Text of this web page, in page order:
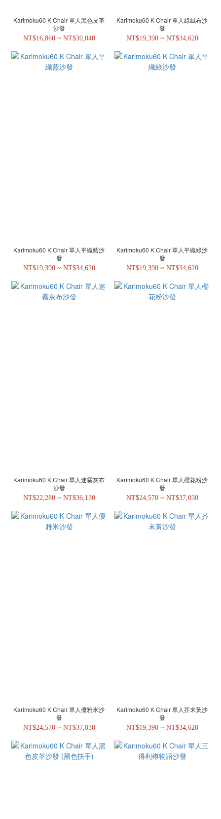
Karimoku60 K Chair 單人黑色皮革
沙發
NT$16,860 ~ NT$30,040
Karimoku60 K Chair 單人綠絨布沙
發
NT$19,390 ~ NT$34,620
Karimoku60 K Chair 單人平織藍沙
發
NT$19,390 ~ NT$34,620
Karimoku60 K Chair 單人平織綠沙
發
NT$19,390 ~ NT$34,620
Karimoku60 K Chair 單人迷霧灰布
沙發
NT$22,280 ~ NT$36,130
Karimoku60 K Chair 單人櫻花粉沙
發
NT$24,570 ~ NT$37,030
Karimoku60 K Chair 單人優雅米沙
發
NT$24,570 ~ NT$37,030
Karimoku60 K Chair 單人芥末黃沙
發
NT$19,390 ~ NT$34,620